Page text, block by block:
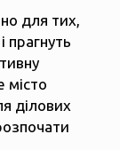
для тих,
прагнуть
місто
ділових